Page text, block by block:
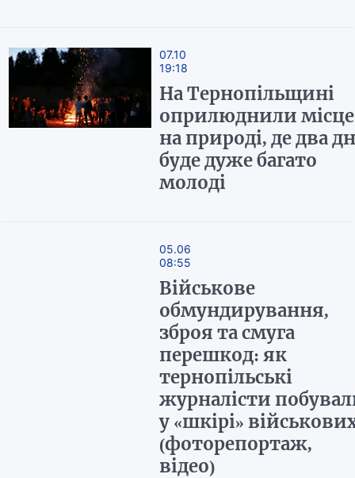
07.10
19:18
На Тернопільщині
оприлюднили місце
на природі, де два
буде дуже багато
молоді
05.06
08:55
Військове
обмундирування,
зброя та смуга
перешкод: як
тернопільські
журналісти
у «шкірі»
(фоторепортаж,
відео)